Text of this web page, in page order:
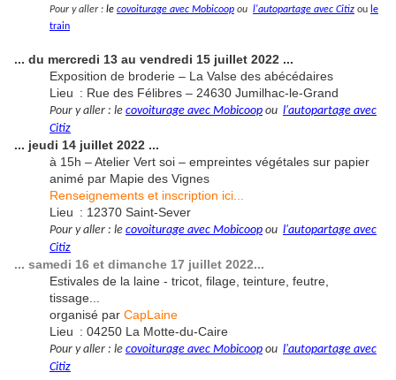
Pour y aller : le covoiturage avec Mobicoop ou l'autopartage avec Citiz ou le
train
... du mercredi 13 au vendredi 15 juillet 2022 ...
Exposition de broderie – La Valse des abécédaires
Lieu : Rue des Félibres – 24630 Jumilhac-le-Grand
Pour y aller : le covoiturage avec Mobicoop ou l'autopartage avec
Citiz
... jeudi 14 juillet 2022 ...
à 15h – Atelier Vert soi – empreintes végétales sur papier
animé par Mapie des Vignes
Renseignements et inscription ici...
Lieu : 12370 Saint-Sever
Pour y aller : le covoiturage avec Mobicoop ou l'autopartage avec
Citiz
... samedi 16 et dimanche 17 juillet 2022...
Estivales de la laine - tricot, filage, teinture, feutre,
tissage...
organisé par CapLaine
Lieu : 04250 La Motte-du-Caire
Pour y aller : le covoiturage avec Mobicoop ou l'autopartage avec
Citiz